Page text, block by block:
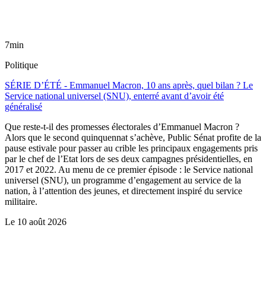
7min
Politique
SÉRIE D’ÉTÉ - Emmanuel Macron, 10 ans après, quel bilan ? Le
Service national universel (SNU), enterré avant d’avoir été
généralisé
Que reste-t-il des promesses électorales d’Emmanuel Macron ?
Alors que le second quinquennat s’achève, Public Sénat profite de la
pause estivale pour passer au crible les principaux engagements pris
par le chef de l’Etat lors de ses deux campagnes présidentielles, en
2017 et 2022. Au menu de ce premier épisode : le Service national
universel (SNU), un programme d’engagement au service de la
nation, à l’attention des jeunes, et directement inspiré du service
militaire.
Le 10 août 2026